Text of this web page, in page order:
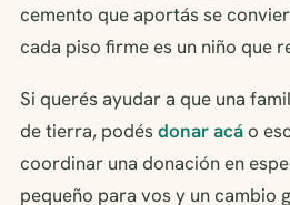
cemento que aportás se
cada piso firme es un niño que
Si querés ayudar a que una
de tierra, podésdonar acáo
coordinar una donación en
pequeño para vos y un cambio